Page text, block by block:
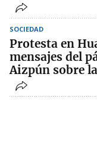
SOCIEDAD
Protesta en
mensajes del
Aizpún sobre